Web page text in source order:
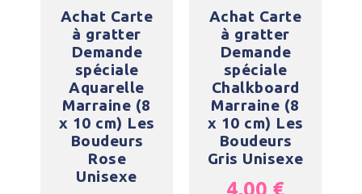
Achat Carte
à gratter
Demande
spéciale
Aquarelle
Marraine (8
x 10 cm) Les
Boudeurs
Rose
Unisexe
Achat Carte
à gratter
Demande
spéciale
Chalkboard
Marraine (8
x 10 cm) Les
Boudeurs
Gris Unisexe
4,00 €